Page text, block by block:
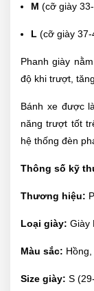
M (cỡ giày
L (cỡ giày 37-
Phanh giày
độ khi trượt,
Bánh xe được
năng trượt tốt
hệ thống đèn
Thông số kỹ
Thương hiệu:
Loại giày: Giày
Màu sắc: Hồng,
Size giày: S